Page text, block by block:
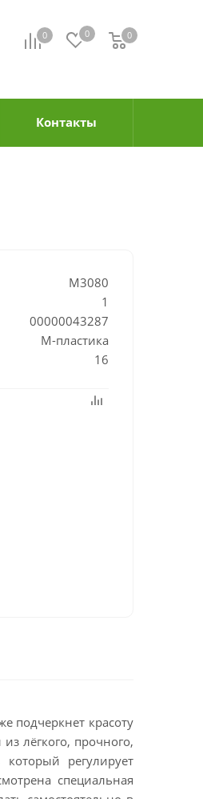
0 0 0
0
Контакты
М3080
1
00000043287
М-пластика
16
подчеркнет красоту
лёгкого, прочного,
регулирует
специальная